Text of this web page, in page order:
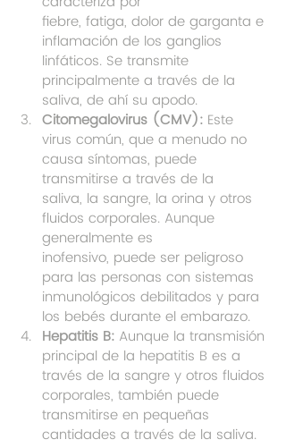
fiebre, fatiga, dolor de garganta e
inflamación de los ganglios
linfáticos. Se transmite
principalmente a través de la
saliva, de ahí su apodo.
Citomegalovirus (CMV): Este
virus común, que a menudo no
causa síntomas, puede
transmitirse a través de la
saliva, la sangre, la orina y otros
fluidos corporales. Aunque
generalmente es
inofensivo, puede ser peligroso
para las personas con sistemas
inmunológicos debilitados y para
los bebés durante el embarazo.
Hepatitis B: Aunque la transmisión
principal de la hepatitis B es a
través de la sangre y otros fluidos
corporales, también puede
transmitirse en pequeñas
cantidades a través de la saliva.